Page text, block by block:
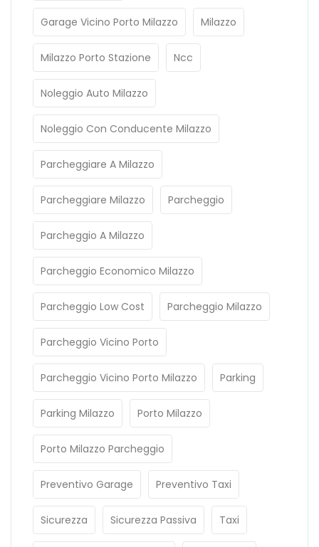
Garage Vicino Porto Milazzo Milazzo
Milazzo Porto Stazione Ncc
Noleggio Auto Milazzo
Noleggio Con Conducente Milazzo
Parcheggiare A Milazzo
Parcheggiare Milazzo Parcheggio
Parcheggio A Milazzo
Parcheggio Economico Milazzo
Parcheggio Low Cost Parcheggio Milazzo
Parcheggio Vicino Porto
Parcheggio Vicino Porto Milazzo Parking
Parking Milazzo Porto Milazzo
Porto Milazzo Parcheggio
Preventivo Garage Preventivo Taxi
Sicurezza Sicurezza Passiva Taxi